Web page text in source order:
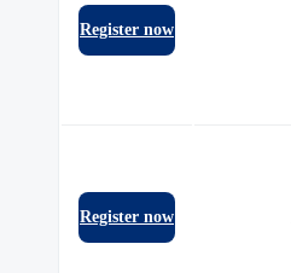
Register now
Register now